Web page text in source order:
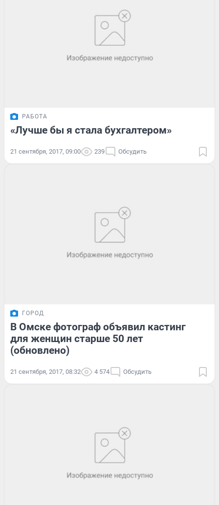
РАБОТА
«Лучше бы я стала бухгалтером»
21 сентября, 2017, 09:00 239 Обсудить
ГОРОД
В Омске фотограф объявил кастинг
для женщин старше 50 лет
(обновлено)
21 сентября, 2017, 08:32 4 574 Обсудить